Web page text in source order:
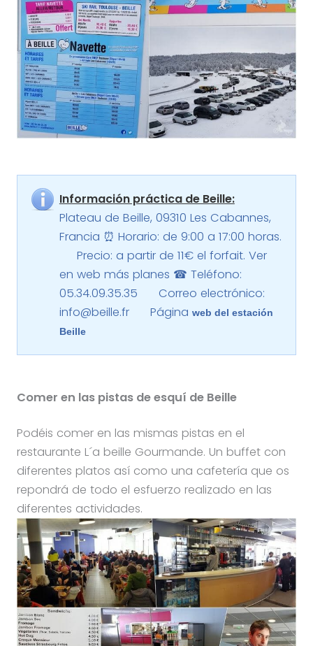
Información práctica de Beille:
Plateau de Beille, 09310 Les Cabannes,
Francia ⏰ Horario: de 9:00 a 17:00 horas.
Precio: a partir de 11€ el forfait. Ver
en web más planes ☎ Teléfono:
05.34.09.35.35
Correo electrónico:
info@beille.fr
Páginaweb del estación
Beille
Comer en las pistas de esquí de Beille
Podéis comer en las mismas pistas en el
restaurante L´a beille Gourmande. Un buffet con
diferentes platos así como una cafetería que os
repondrá de todo el esfuerzo realizado en las
diferentes actividades.